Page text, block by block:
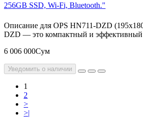
256GB SSD, Wi-Fi, Bluetooth."
Описание для OPS HN711-DZD
DZD — это компактный и эффективный
6 006 000Сум
Уведомить о наличии
1
2
>
>|